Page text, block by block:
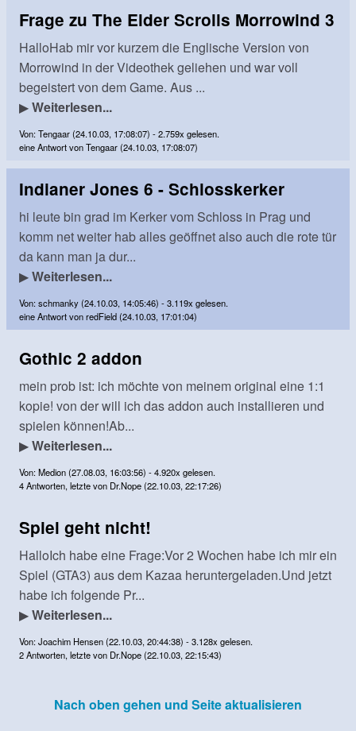
Frage zu The Elder Scrolls Morrowind 3
HalloHab mir vor kurzem die Englische Version von
Morrowind in der Videothek geliehen und war voll
begeistert von dem Game. Aus ...
▶Weiterlesen...
Von: Tengaar (24.10.03, 17:08:07) - 2.759x gelesen.
eine Antwort von Tengaar (24.10.03, 17:08:07)
Indianer Jones 6 - Schlosskerker
hi leute bin grad im Kerker vom Schloss in Prag und
komm net weiter hab alles geöffnet also auch die rote tür
da kann man ja dur...
▶Weiterlesen...
Von: schmanky (24.10.03, 14:05:46) - 3.119x gelesen.
eine Antwort von redField (24.10.03, 17:01:04)
Gothic 2 addon
mein prob ist: ich möchte von meinem original eine 1:1
kopie! von der will ich das addon auch installieren und
spielen können!Ab...
▶Weiterlesen...
Von: Medion (27.08.03, 16:03:56) - 4.920x gelesen.
4 Antworten, letzte von Dr.Nope (22.10.03, 22:17:26)
Spiel geht nicht!
HalloIch habe eine Frage:Vor 2 Wochen habe ich mir ein
Spiel (GTA3) aus dem Kazaa heruntergeladen.Und jetzt
habe ich folgende Pr...
▶Weiterlesen...
Von: Joachim Hensen (22.10.03, 20:44:38) - 3.128x gelesen.
2 Antworten, letzte von Dr.Nope (22.10.03, 22:15:43)
Nach oben gehen und Seite aktualisieren